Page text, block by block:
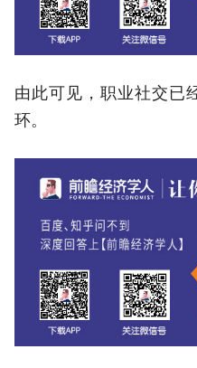
由此可见，职业社交已
环。